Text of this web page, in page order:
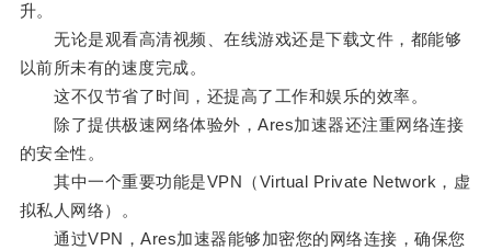
升。
无论是观看高清视频、在线游戏还是下载文件，都能够
以前所未有的速度完成。
这不仅节省了时间，还提高了工作和娱乐的效率。
除了提供极速网络体验外，Ares加速器还注重网络连接
的安全性。
其中一个重要功能是VPN（Virtual Private Network，虚
拟私人网络）。
通过VPN，Ares加速器能够加密您的网络连接，确保您